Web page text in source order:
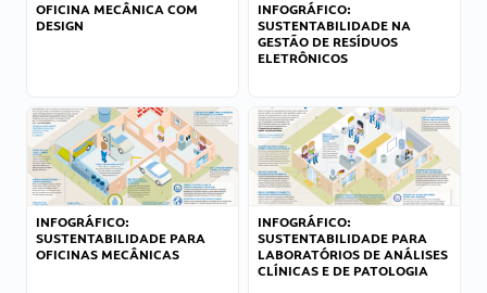
OFICINA MECÂNICA COM
DESIGN
INFOGRÁFICO:
SUSTENTABILIDADE NA
GESTÃO DE RESÍDUOS
ELETRÔNICOS
INFOGRÁFICO:
SUSTENTABILIDADE PARA
OFICINAS MECÂNICAS
INFOGRÁFICO:
SUSTENTABILIDADE PARA
LABORATÓRIOS DE ANÁLISES
CLÍNICAS E DE PATOLOGIA